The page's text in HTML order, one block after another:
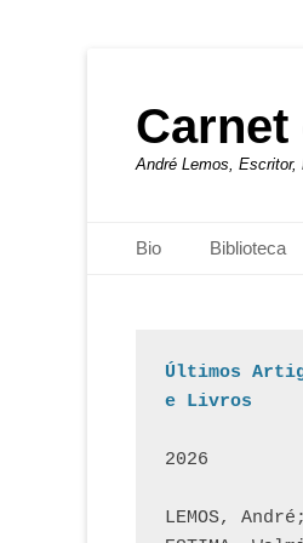
Carnet
André Lemos, Escritor,
Menu principal
para
Bio Biblioteca
Últimos
e Livros
2026
LEMOS, André;